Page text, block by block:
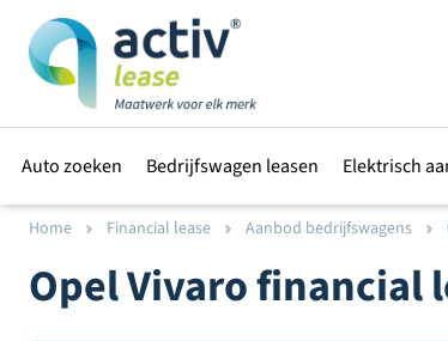
Auto zoeken Bedrijfswagen leasen Elektrisch
Home Financial lease Aanbod bedrijfswagens
Opel Vivaro financial